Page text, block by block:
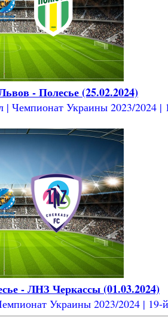
- Полесье (25.02.2024)
| Чемпионат Украины 2023/2024 |
- ЛНЗ Черкассы (01.03.2024)
Украины 2023/2024 | 19-